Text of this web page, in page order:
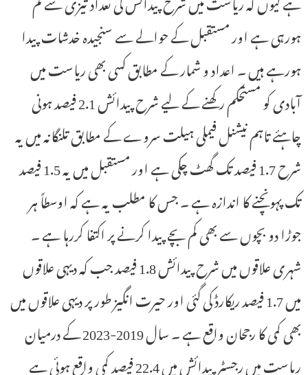
ہورہی ہے اور مستقبل کے حوالے سے سنجیدہ خدشات پیدا
ہورہے ہیں ۔ اعداد و شمار کے مطابق کسی بھی ریاست میں
آبادی کو مستحکم رکھنے کے لیے شرح پیدائش 2.1 فیصد ہونی
چاہئے تاہم نیشنل فیملی ہیلت سروے کے مطابق تلنگانہ میں یہ
شرح 1.7 فیصد تک گھٹ چکی ہے اور مستقبل میں یہ 1.5 فیصد
تک پہونچنے کا اندازہ ہے ۔ جس کا مطلب یہ ہے کہ اوسطاً ہر
جوڑا دو بچوں سے بھی کم بچے پیدا کرنے پر اکتفا کررہا ہے ۔
شہری علاقوں میں شرح پیدائش 1.8 فیصد جب کہ دیہی علاقوں
میں 1.7 فیصد ریکارڈ کی گئی اور حیرت انگیز طور پر دیہی علاقوں میں
بھی کمی کا رجحان واقع ہے ۔ سال 2019-2023 کے درمیان
ریاست میں رجسٹر پیدائش میں 22.4 فیصد کمی واقع ہوئی ہے